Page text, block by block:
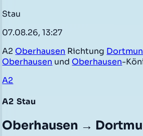
Stau
07.08.26, 13:27
A2 Oberhausen Richtung
Oberhausen und Oberhausen-
A2
A2 Stau
Oberhausen →